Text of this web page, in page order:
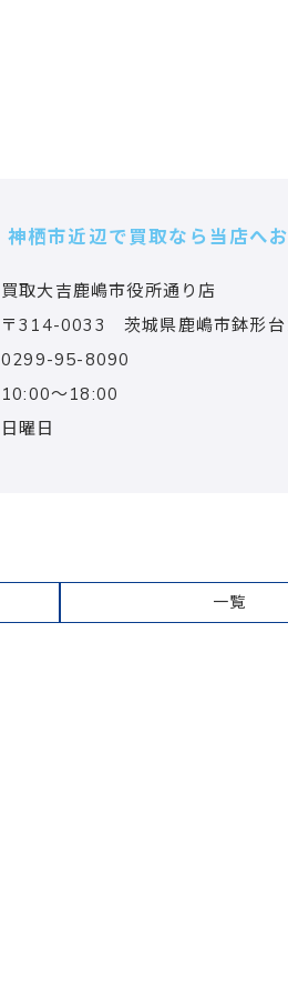
神栖市近辺で買取なら当店へ
買取大吉鹿嶋市役所通り店
〒314-0033 茨城県鹿嶋市鉢形
0299-95-8090
10:00～18:00
日曜日
一覧